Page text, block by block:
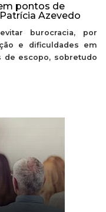
pontos de
Azevedo
burocracia, por
e dificuldades em
de escopo, sobretudo